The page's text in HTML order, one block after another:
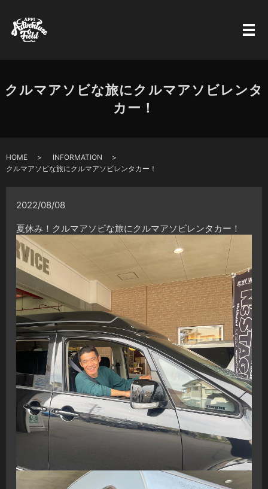
クルマアソビな旅にクルマアソビレンタ
カー！
HOME
INFORMATION
クルマアソビな旅にクルマアソビレンタカー！
2022/08/08
夏休み！クルマアソビな旅にクルマアソビレンタカー！